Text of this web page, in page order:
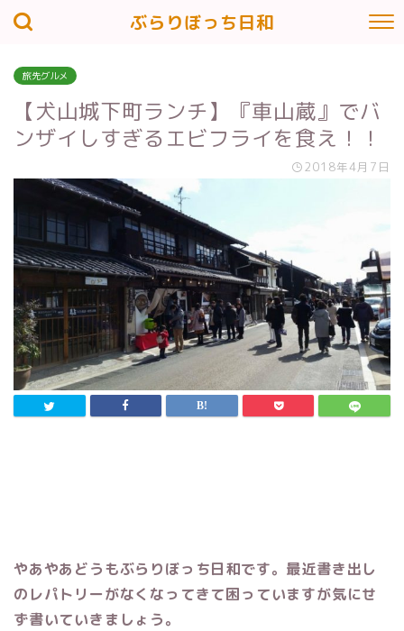
ぶらりぼっち日和
旅先グルメ
【犬山城下町ランチ】『車山蔵』でバ
ンザイしすぎるエビフライを食え！！
2018年4月7日
やあやあどうもぶらりぼっち日和です。最近書き出し
のレパトリーがなくなってきて困っていますが気にせ
ず書いていきましょう。